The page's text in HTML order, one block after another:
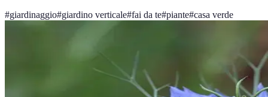
#giardinaggio#giardino verticale#fai da te#piante#casa verde